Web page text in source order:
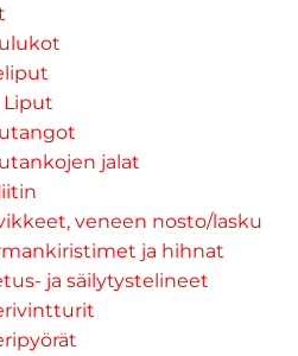
Liput
jalat
veneen nosto/lasku
ja hihnat
ja säilytystelineet